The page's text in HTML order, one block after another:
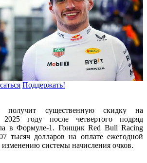
Поддержать!
получит существенную скидку на
году после четвертого подряд
в Формуле-1. Гонщик Red Bull Racing
тысяч долларов на оплате ежегодной
изменению системы начисления очков.